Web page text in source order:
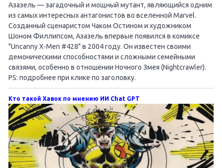
Азазель — загадочный и мощный мутант, являющийся одним
из самых интересных антагонистов во вселенной Marvel.
Созданный сценаристом Чаком Остином и художником
Шоном Филлипсом, Азазель впервые появился в комиксе
"Uncanny X-Men #428" в 2004 году. Он известен своими
демоническими способностями и сложными семейными
связями, особенно в отношении Ночного Змея (Nightcrawler).
PS: подробнее при клике по заголовку.
Кто такой Хавок по мнению ИИ Chat GPT